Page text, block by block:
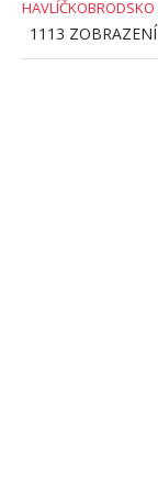
HAVLÍČKOBRODSKO
1113 ZOBRAZENÍ